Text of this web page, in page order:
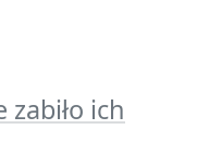
zabiło ich